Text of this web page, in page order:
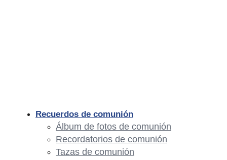
Recuerdos de comunión
Álbum de fotos de comunión
Recordatorios de comunión
Tazas de comunión